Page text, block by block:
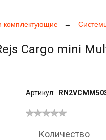
комплектующие
Cargo mini
Артикул:
Количество